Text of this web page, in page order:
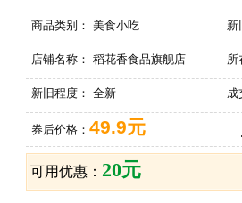
商品类别： 美食小吃 新
店铺名称： 稻花香食品旗舰店
新旧程度： 全新 成
券后价格： 49.9元
可用优惠： 20元